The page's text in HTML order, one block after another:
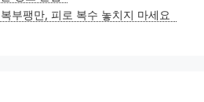
부팽만, 피로 복수 놓치지 마세요